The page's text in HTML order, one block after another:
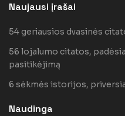
Naujausi įrašai
54 geriausios dvasinės
56 lojalumo citatos,
pasitikėjimą
6 sėkmės istorijos,
Naudinga